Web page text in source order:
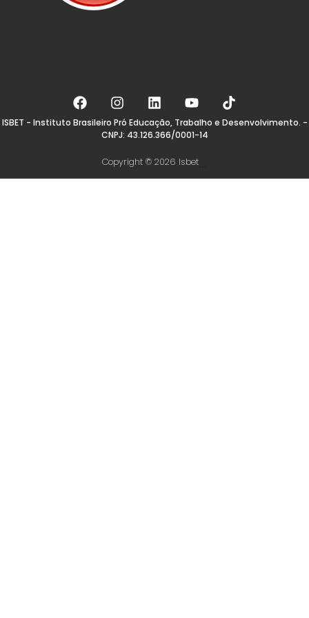
ISBET - Instituto Brasileiro Pró Educação, Trabalho e Desenvolvimento. -
CNPJ: 43.126.366/0001-14
Copyright © 2026 Isbet